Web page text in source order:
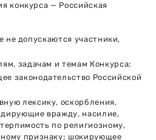
конкурса — Российская
не допускаются участники,
задачам и темам Конкурса;
законодательство Российской
лексику, оскорбления,
вражду, насилие,
по религиозному,
признаку; шокирующее